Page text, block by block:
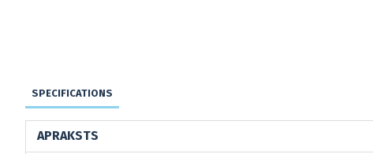
SPECIFICATIONS
APRAKSTS